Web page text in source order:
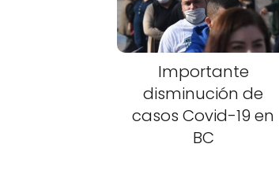
Importante
disminución de
casos Covid-19 en
BC